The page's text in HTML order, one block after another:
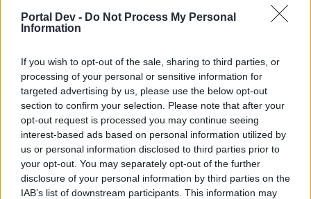
Portal Dev - Do Not Process My Personal
Information
If you wish to opt-out of the sale, sharing to third parties, or
processing of your personal or sensitive information for
targeted advertising by us, please use the below opt-out
section to confirm your selection. Please note that after your
opt-out request is processed you may continue seeing
interest-based ads based on personal information utilized by
us or personal information disclosed to third parties prior to
your opt-out. You may separately opt-out of the further
disclosure of your personal information by third parties on the
IAB’s list of downstream participants. This information may
.TAINNA.
staneli каза:
Топките ги направих с моментното отглеждане на
животни. Моментът беше идеален. Дето се вика с един
куршум - много заека.
Направих зимните кардинали,
натрупах и бисквитки, топки, понапълних изпразнения
килер с рогати овце и други гадинки, пък и някое и друго
ако на пазара пласирах .